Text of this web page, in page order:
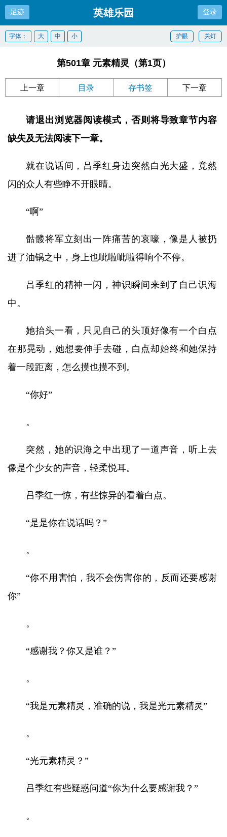
足迹 英雄乐园 登录
关灯
护眼
字体： 大 中 小
第501章 元素精灵（第1页）
上一章 目录 存书签 下一章
请退出浏览器阅读模式，否则将导致章节内容
缺失及无法阅读下一章。
就在说话间，吕季红身边突然白光大盛，竟然
闪的众人有些睁不开眼睛。
“啊”
骷髅将军立刻出一阵痛苦的哀嚎，像是人被扔
进了油锅之中，身上也呲啦呲啦得响个不停。
吕季红的精神一闪，神识瞬间来到了自己识海
中。
她抬头一看，只见自己的头顶好像有一个白点
在那晃动，她想要伸手去碰，白点却始终和她保持
着一段距离，怎么摸也摸不到。
“你好”
。
突然，她的识海之中出现了一道声音，听上去
像是个少女的声音，轻柔悦耳。
吕季红一惊，有些惊异的看着白点。
“是是你在说话吗？”
。
“你不用害怕，我不会伤害你的，反而还要感谢
你”
。
“感谢我？你又是谁？”
。
“我是元素精灵，准确的说，我是光元素精灵”
。
“光元素精灵？”
吕季红有些疑惑问道“你为什么要感谢我？”
。